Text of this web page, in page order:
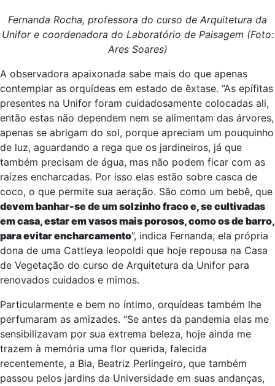
Fernanda Rocha, professora do curso de Arquitetura da
Unifor e coordenadora do Laboratório de Paisagem (Foto:
Ares Soares)
A observadora apaixonada sabe mais do que apenas
contemplar as orquídeas em estado de êxtase. “As epífitas
presentes na Unifor foram cuidadosamente colocadas ali,
então estas não dependem nem se alimentam das árvores,
apenas se abrigam do sol, porque apreciam um pouquinho
de luz, aguardando a rega que os jardineiros, já que
também precisam de água, mas não podem ficar com as
raízes encharcadas. Por isso elas estão sobre casca de
coco, o que permite sua aeração. São como um bebê, que
devem banhar-se de um solzinho fraco e, se cultivadas
em casa, estar em vasos mais porosos, como os de barro,
para evitar encharcamento”, indica Fernanda, ela própria
dona de uma Cattleya leopoldi que hoje repousa na Casa
de Vegetação do curso de Arquitetura da Unifor para
renovados cuidados e mimos.
Particularmente e bem no íntimo, orquídeas também lhe
perfumaram as amizades. “Se antes da pandemia elas me
sensibilizavam por sua extrema beleza, hoje ainda me
trazem à memória uma flor querida, falecida
recentemente, a Bia, Beatriz Perlingeiro, que também
passou pelos jardins da Universidade em suas andanças,